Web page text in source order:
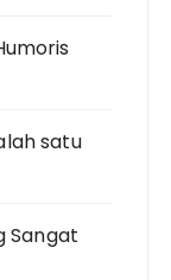
satu
Sangat